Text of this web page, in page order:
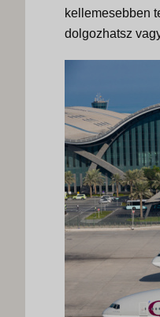
kellemesebben
dolgozhatsz